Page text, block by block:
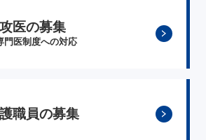
医の募集
門医制度への対応
職員の募集